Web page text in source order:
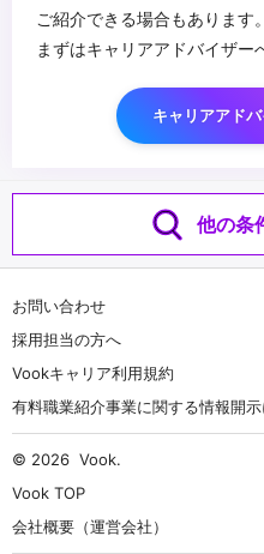
ご紹介できる場合もあります。
まずはキャリアアドバイザー
キャリアアド
他の条
お問い合わせ
採用担当の方へ
Vookキャリア利用規約
有料職業紹介事業に関する情報開
© 2026 Vook.
Vook TOP
会社概要（運営会社）